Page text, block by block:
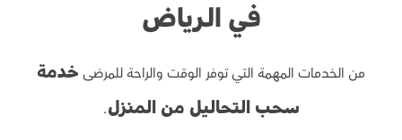
في الرياض
من الخدمات المهمة التي توفر الوقت والراحة للمرضى خدمة
سحب التحاليل من المنزل.